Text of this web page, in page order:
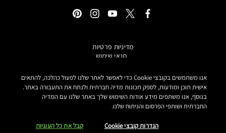
מדיניות פרטיות
תנאי שימוש
מידע על מוצרים מזוייפים
הצהרת נגישות
הגדרות קובצי COOKIE
MAKE-UP ART COSMETICS© מאק קוסמטיקס כל הזכויות שמורות.
הטקסטים מנוסחים באתר בלשון נקבה אך פונים לכל המגדרים
אנו משתמשים בקובצי Cookie כדי לאפשר לאתר שלנו לפעול כהלכה, להתאים
אישית תוכן ומודעות, לספק תכונות מדיה חברתית ולנתח את התעבורה באתר.
בנוסף, אנו משתפים מידע אודות השימוש שלך באתר שלנו עם המדיה
החברתית ושותפי הפרסום והניתוח שלנו.
הגדרות קובצי Cookie קבל את כל העוגיות